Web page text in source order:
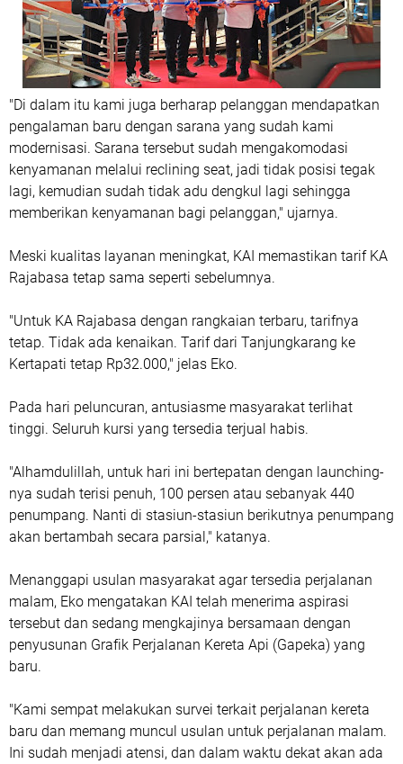
"Di dalam itu kami juga berharap pelanggan mendapatkan
pengalaman baru dengan sarana yang sudah kami
modernisasi. Sarana tersebut sudah mengakomodasi
kenyamanan melalui reclining seat, jadi tidak posisi tegak
lagi, kemudian sudah tidak adu dengkul lagi sehingga
memberikan kenyamanan bagi pelanggan," ujarnya.
Meski kualitas layanan meningkat, KAI memastikan tarif KA
Rajabasa tetap sama seperti sebelumnya.
"Untuk KA Rajabasa dengan rangkaian terbaru, tarifnya
tetap. Tidak ada kenaikan. Tarif dari Tanjungkarang ke
Kertapati tetap Rp32.000," jelas Eko.
Pada hari peluncuran, antusiasme masyarakat terlihat
tinggi. Seluruh kursi yang tersedia terjual habis.
"Alhamdulillah, untuk hari ini bertepatan dengan launching-
nya sudah terisi penuh, 100 persen atau sebanyak 440
penumpang. Nanti di stasiun-stasiun berikutnya penumpang
akan bertambah secara parsial," katanya.
Menanggapi usulan masyarakat agar tersedia perjalanan
malam, Eko mengatakan KAI telah menerima aspirasi
tersebut dan sedang mengkajinya bersamaan dengan
penyusunan Grafik Perjalanan Kereta Api (Gapeka) yang
baru.
"Kami sempat melakukan survei terkait perjalanan kereta
baru dan memang muncul usulan untuk perjalanan malam.
Ini sudah menjadi atensi, dan dalam waktu dekat akan ada